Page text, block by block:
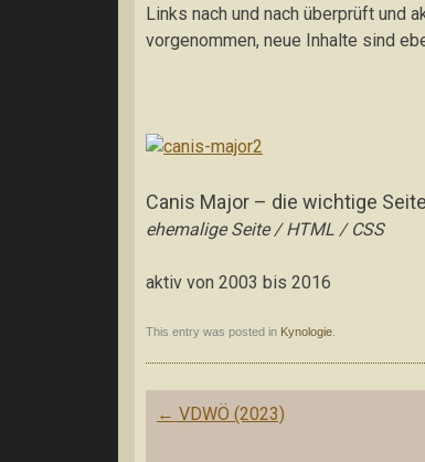
Links nach und nach überprüft und
vorgenommen, neue Inhalte sind
Canis Major – die wichtige
ehemalige Seite / HTML / CSS
aktiv von 2003 bis 2016
This entry was posted in Kynologie
Post
← VDWÖ (2023)